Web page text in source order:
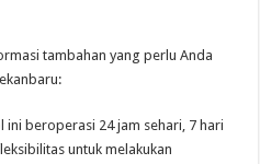
tambahan yang perlu Anda
ini beroperasi 24 jam sehari, 7 hari
untuk melakukan